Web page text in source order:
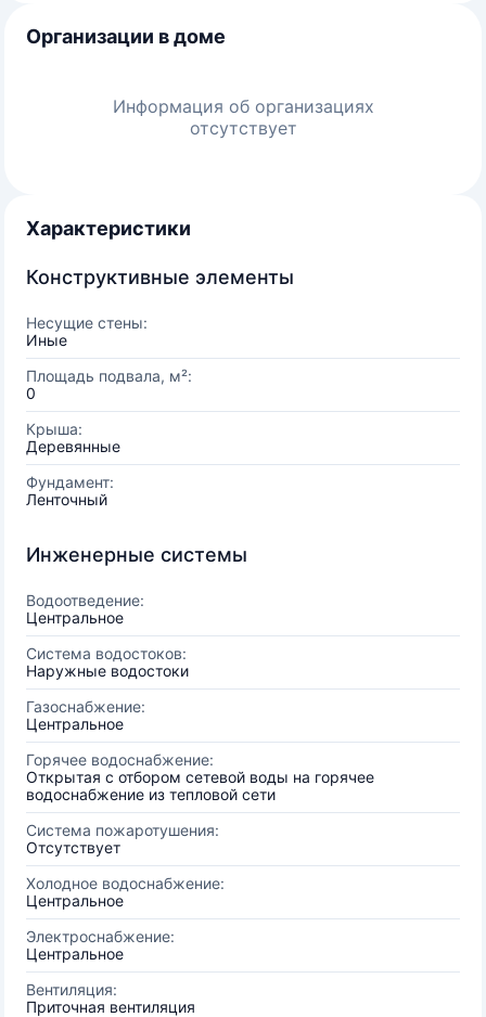
Организации в доме
Информация об организациях
отсутствует
Характеристики
Конструктивные элементы
Несущие стены:
Иные
Площадь подвала, м²:
0
Крыша:
Деревянные
Фундамент:
Ленточный
Инженерные системы
Водоотведение:
Центральное
Система водостоков:
Наружные водостоки
Газоснабжение:
Центральное
Горячее водоснабжение:
Открытая с отбором сетевой воды на горячее
водоснабжение из тепловой сети
Система пожаротушения:
Отсутствует
Холодное водоснабжение:
Центральное
Электроснабжение:
Центральное
Вентиляция:
Приточная вентиляция